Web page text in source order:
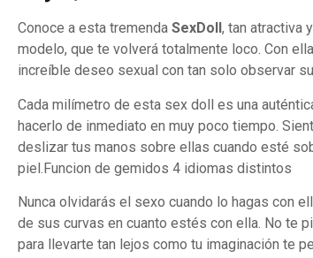
Conoce a esta tremenda SexDoll , tan atractiva
modelo, que te volverá totalmente loco. Con
increíble deseo sexual con tan solo observar
Cada milímetro de esta sex doll es una
hacerlo de inmediato en muy poco tiempo.
deslizar tus manos sobre ellas cuando esté
piel. Funcion de gemidos 4 idiomas distintos
Nunca olvidarás el sexo cuando lo hagas con
de sus curvas en cuanto estés con ella. No te
para llevarte tan lejos como tu imaginación te